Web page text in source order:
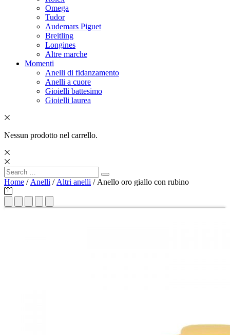
Omega
Tudor
Audemars Piguet
Breitling
Longines
Altre marche
Momenti
Anelli di fidanzamento
Anelli a cuore
Gioielli battesimo
Gioielli laurea
Nessun prodotto nel carrello.
Search
for:
Search
Home / Anelli / Altri anelli / Anello oro giallo con rubino